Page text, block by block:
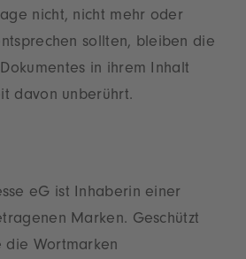
nicht, nicht mehr oder
sollten, bleiben die
in ihrem Inhalt
davon unberührt.
eG ist Inhaberin einer
Marken. Geschützt
die Wortmarken